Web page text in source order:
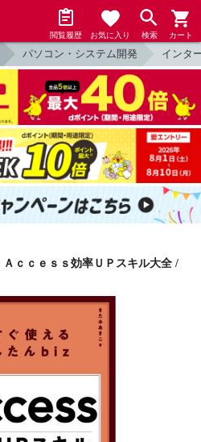
閲覧履歴 お気に入り 検索 カート
パソコン・システム開発 インタ
ｃｃｅｓｓ効率ＵＰスキル大全 /